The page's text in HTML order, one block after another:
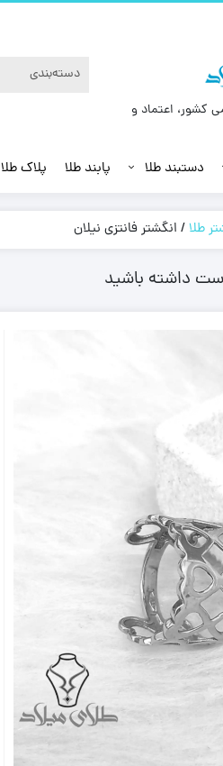
کشور، اعتماد و
دستبند طلا پابند طلا پلاک طلا
طلا/ انگشتر فانتزی نیلان
داشته باشید